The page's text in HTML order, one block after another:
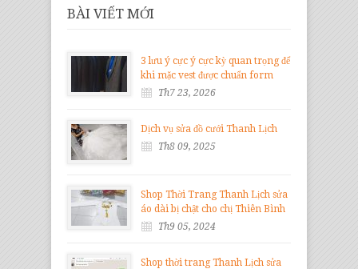
BÀI VIẾT MỚI
3 lưu ý cực ý cực kỳ quan trọng để
khi mặc vest được chuẩn form
Th7 23, 2026
Dịch vụ sửa đồ cưới Thanh Lịch
Th8 09, 2025
Shop Thời Trang Thanh Lịch sửa
áo dài bị chật cho chị Thiên Bình
Th9 05, 2024
Shop thời trang Thanh Lịch sửa